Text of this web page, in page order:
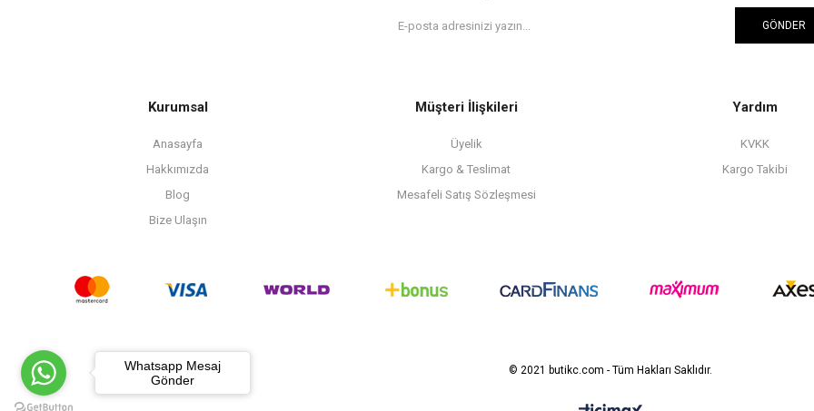
GÖNDER
Kurumsal
Anasayfa
Hakkımızda
Blog
Bize Ulaşın
Müşteri İlişkileri
Üyelik
Kargo & Teslimat
Mesafeli Satış Sözleşmesi
Yardım
KVKK
Kargo Takibi
© 2021 butikc.com - Tüm Hakları Saklıdır.
Whatsapp Mesaj
Gönder